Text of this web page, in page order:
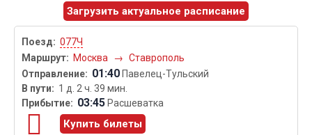
Загрузить актуальное расписание
077Ч
Москва
→ Ставрополь
01:40 Павелец-Тульский
1 д. 2 ч. 39 мин.
03:45 Расшеватка
Купить билеты